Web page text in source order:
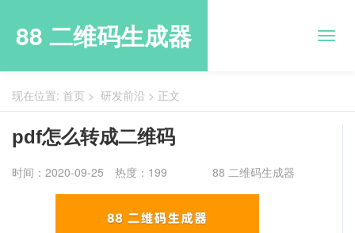
88 二维码生成器
现在位置: 首页 > 研发前沿 > 正文
pdf怎么转成二维码
时间：2020-09-25 88 二维码生成器
热度：199